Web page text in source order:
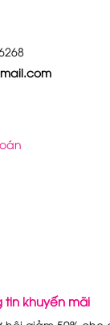
khuyến mãi